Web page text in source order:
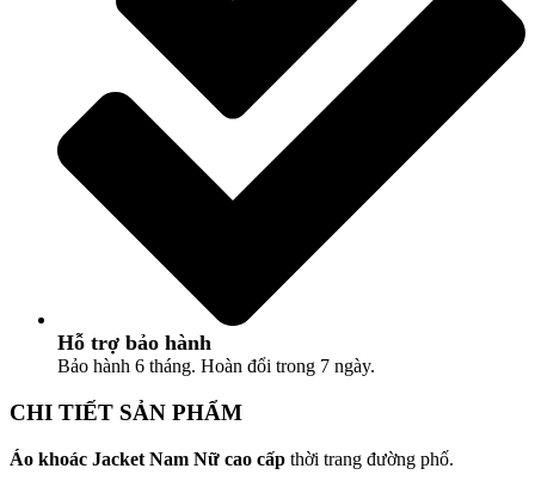
Hỗ trợ bảo hành
Bảo hành 6 tháng. Hoàn đổi trong 7 ngày.
CHI TIẾT SẢN PHẨM
Áo khoác Jacket Nam Nữ cao cấp thời trang đường phố.